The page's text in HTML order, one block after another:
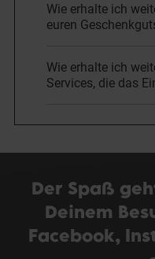
Wie erhalte ich
euren
Wie erhalte ich
Services, die das
Der Spaß
Deinem
Facebook,